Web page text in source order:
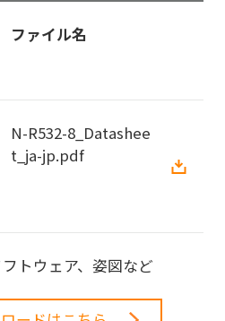
ファイル名
N-R532-8_Datashee
t_ja-jp.pdf
トウェア、姿図など